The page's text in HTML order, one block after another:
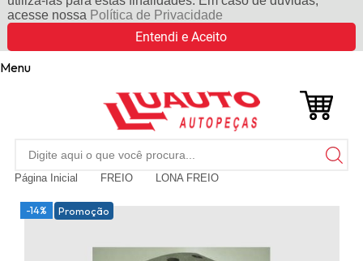
acesse nossa Política de Privacidade
Entendi e Aceito
Menu
Página Inicial FREIO LONA FREIO
-14% Promoção